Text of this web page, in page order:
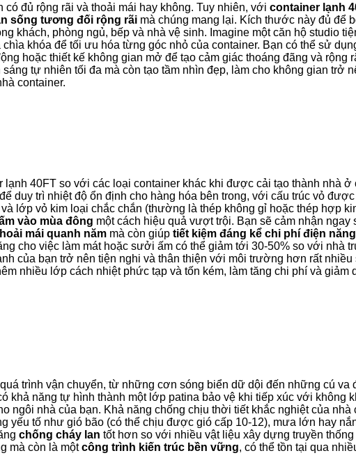
đủ rộng rãi và thoải mái hay không. Tuy nhiên, với container lạnh
sống tương đối rộng rãi mà chúng mang lại. Kích thước này đủ để
khách, phòng ngủ, bếp và nhà vệ sinh. Imagine một căn hộ studio
chìa khóa để tối ưu hóa từng góc nhỏ của container. Bạn có thể sử
hoặc thiết kế không gian mở để tạo cảm giác thoáng đãng và rộng
tự nhiên tối đa mà còn tạo tầm nhìn đẹp, làm cho không gian trở
container.
lạnh 40FT so với các loại container khác khi được cải tạo thành nhà ở
duy trì nhiệt độ ổn định cho hàng hóa bên trong, với cấu trúc vỏ được
lớp vỏ kim loại chắc chắn (thường là thép không gỉ hoặc thép hợp
vào mùa đông một cách hiệu quả vượt trội. Bạn sẽ cảm nhận ngay
mái quanh năm mà còn giúp tiết kiệm đáng kể chi phí điện năng
cho việc làm mát hoặc sưởi ấm có thể giảm tới 30-50% so với nhà
của bạn trở nên tiện nghi và thân thiện với môi trường hơn rất
nhiều lớp cách nhiệt phức tạp và tốn kém, làm tăng chi phí và giảm
trình vận chuyển, từ những cơn sóng biển dữ dội đến những cú va
khả năng tự hình thành một lớp patina bảo vệ khi tiếp xúc với không
ngôi nhà của bạn. Khả năng chống chịu thời tiết khắc nghiệt của nhà
tố như gió bão (có thể chịu được gió cấp 10-12), mưa lớn hay
chống cháy lan tốt hơn so với nhiều vật liệu xây dựng truyền
mà còn là mộtcông trình kiến trúc bền vững, có thể tồn tại qua